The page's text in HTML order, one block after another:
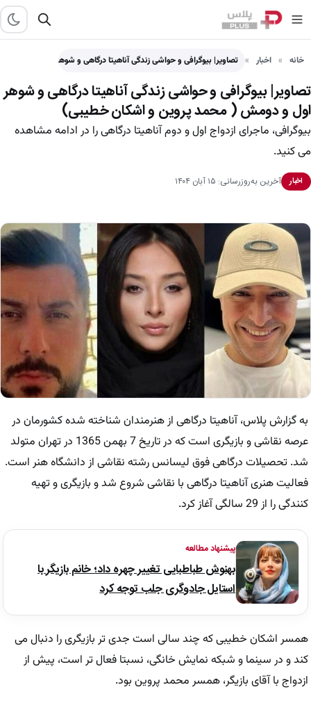
خانه اخبار تصاویر| بیوگرافی و حواشی زندگی آناهیتا درگاهی و شوهر اول…
تصاویر| بیوگرافی و حواشی زندگی آناهیتا درگاهی و شوهر
اول و دومش ( محمد پروین و اشکان خطیبی)
بیوگرافی، ماجرای ازدواج اول و دوم آناهیتا درگاهی را در ادامه مشاهده
می کنید.
اخبار آخرین به‌روزرسانی: ۱۵ آبان ۱۴۰۴
به گزارش پلاس، آناهیتا درگاهی از هنرمندان شناخته شده کشورمان در
عرصه نقاشی و بازیگری است که در تاریخ 7 بهمن 1365 در تهران متولد
شد. تحصیلات درگاهی فوق لیسانس رشته نقاشی از دانشگاه هنر است.
فعالیت هنری آناهیتا درگاهی با نقاشی شروع شد و بازیگری و تهیه
کنندگی را از 29 سالگی آغاز کرد.
پیشنهاد مطالعه
بهنوش طباطبایی تغییر چهره داد؛ خانم بازیگر با
استایل جادوگری جلب توجه کرد
همسر اشکان خطیبی که چند سالی است جدی تر بازیگری را دنبال می
کند و در سینما و شبکه نمایش خانگی، نسبتا فعال تر است، پیش از
ازدواج با آقای بازیگر، همسر محمد پروین بود.